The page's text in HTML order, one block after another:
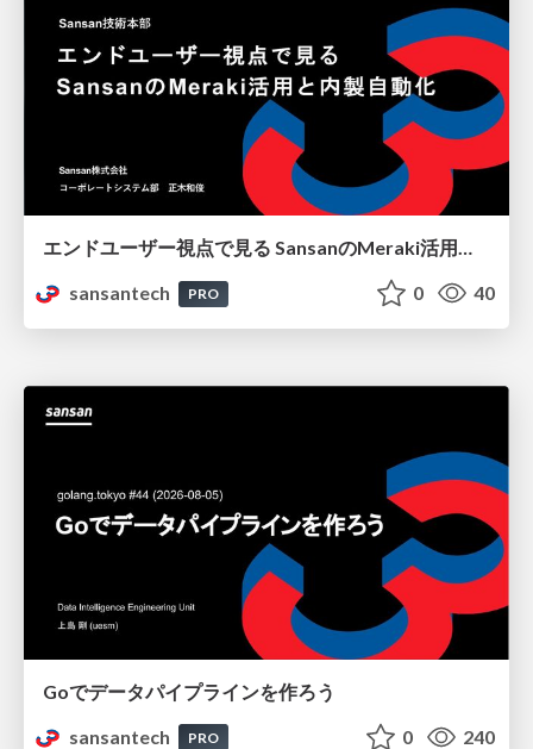
エンドユーザー視点で見る SansanのMeraki活用と内製自動化
sansantech
PRO 0 40
Goでデータパイプラインを作ろう
sansantech
PRO 0 240